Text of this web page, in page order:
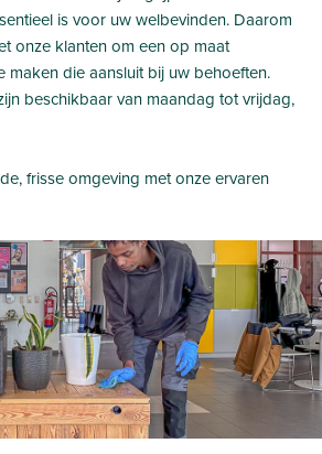
is voor uw welbevinden. Daarom
onze klanten om een op maat
maken die aansluit bij uw behoeften.
beschikbaar van maandag tot vrijdag,
frisse omgeving met onze ervaren